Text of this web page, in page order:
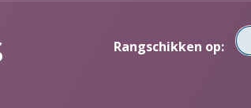
Rangschikken op: